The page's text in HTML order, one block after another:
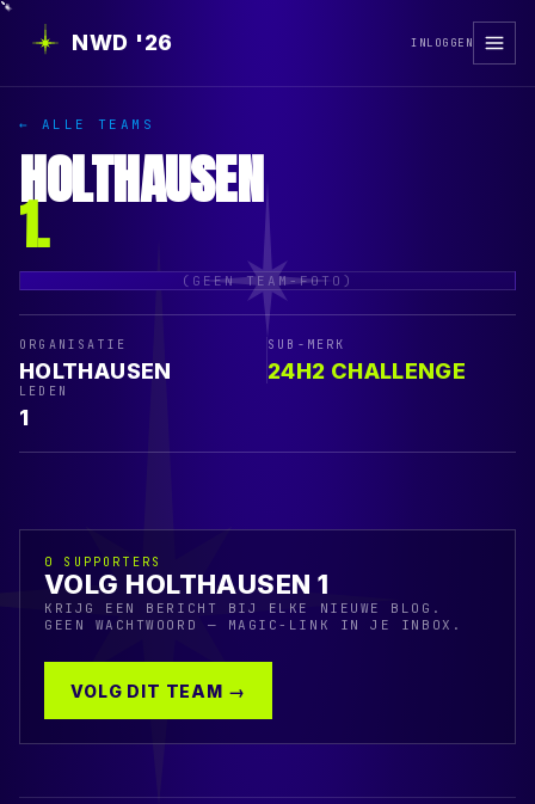
NWD '26 INLOGGEN
← ALLE TEAMS
HOLTHAUSEN
1.
(GEEN TEAM-FOTO)
ORGANISATIE
HOLTHAUSEN
SUB-MERK
24H2 CHALLENGE
LEDEN
1
0 SUPPORTERS
VOLG HOLTHAUSEN 1
KRIJG EEN BERICHT BIJ ELKE NIEUWE BLOG.
GEEN WACHTWOORD — MAGIC-LINK IN JE INBOX.
VOLG DIT TEAM →